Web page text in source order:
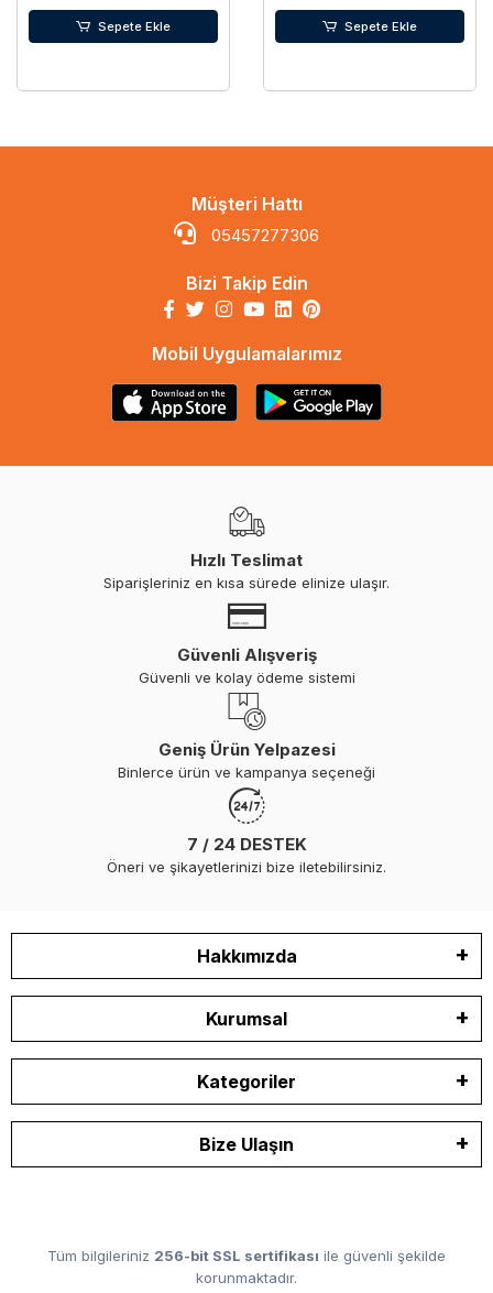
Sepete Ekle Sepete Ekle
Müşteri Hattı
05457277306
Bizi Takip Edin
Mobil Uygulamalarımız
Hızlı Teslimat
Siparişleriniz en kısa sürede elinize ulaşır.
Güvenli Alışveriş
Güvenli ve kolay ödeme sistemi
Geniş Ürün Yelpazesi
Binlerce ürün ve kampanya seçeneği
7 / 24 DESTEK
Öneri ve şikayetlerinizi bize iletebilirsiniz.
Hakkımızda
Kurumsal
Kategoriler
Bize Ulaşın
Tüm bilgileriniz 256-bit SSL sertifikası ile güvenli şekilde
korunmaktadır.